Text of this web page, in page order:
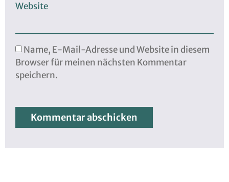
Website
Name, E-Mail-Adresse und Website in diesem
Browser für meinen nächsten Kommentar
speichern.